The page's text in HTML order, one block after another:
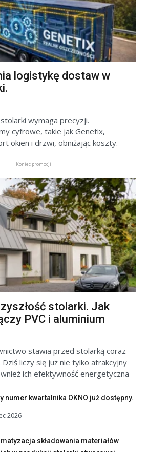
logistykę dostaw w
wymaga precyzji.
cyfrowe, takie jak Genetix,
okien i drzwi, obniżając koszty.
Koniec promocji
stolarki. Jak
PVC i aluminium
stawia przed stolarką coraz
liczy się już nie tylko atrakcyjny
ich efektywność energetyczna
numer kwartalnika OKNO już dostępny.
2026
składowania materiałów